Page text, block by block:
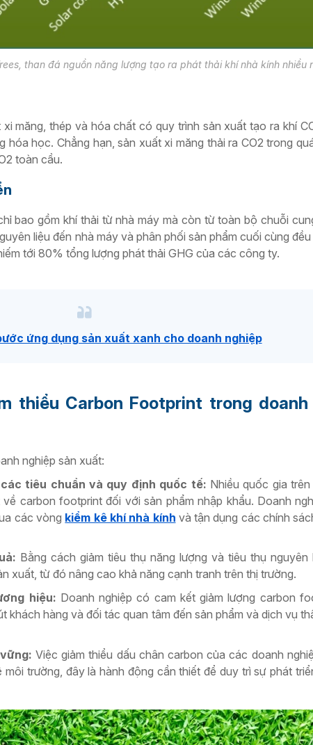
than đá nguồn năng lượng tạo ra phát thải khí nhà kính nhiều
măng, thép và hóa chất có quy trình sản xuất tạo ra khí
hóa học. Chẳng hạn, sản xuất xi măng thải ra CO2 trong
toàn cầu.
bao gồm khí thải từ nhà máy mà còn từ toàn bộ chuỗi
liệu đến nhà máy và phân phối sản phẩm cuối cùng
tới 80% tổng lượng phát thải GHG của các công ty.
ứng dụng sản xuất xanh cho doanh nghiệp
thiểu Carbon Footprint trong doanh
nghiệp sản xuất:
tiêu chuẩn và quy định quốc tế: Nhiều quốc gia
carbon footprint đối với sản phẩm nhập khẩu. Doanh
các vòng kiểm kê khí nhà kính và tận dụng các chính
Bằng cách giảm tiêu thụ năng lượng và tiêu thụ nguyên
xuất, từ đó nâng cao khả năng cạnh tranh trên thị trường.
hiệu: Doanh nghiệp có cam kết giảm lượng carbon
khách hàng và đối tác quan tâm đến sản phẩm và dịch vụ
Việc giảm thiểu dấu chân carbon của các doanh
trường, đây là hành động cần thiết để duy trì sự phát